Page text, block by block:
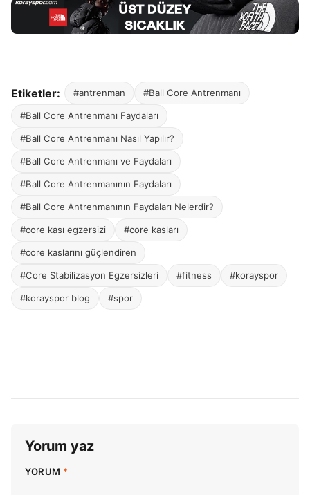
Etiketler: #antrenman #Ball Core Antrenmanı
#Ball Core Antrenmanı Faydaları
#Ball Core Antrenmanı Nasıl Yapılır?
#Ball Core Antrenmanı ve Faydaları
#Ball Core Antrenmanının Faydaları
#Ball Core Antrenmanının Faydaları Nelerdir?
#core kası egzersizi #core kasları
#core kaslarını güçlendiren
#Core Stabilizasyon Egzersizleri #fitness #korayspor
#korayspor blog #spor
Yorum yaz
YORUM *